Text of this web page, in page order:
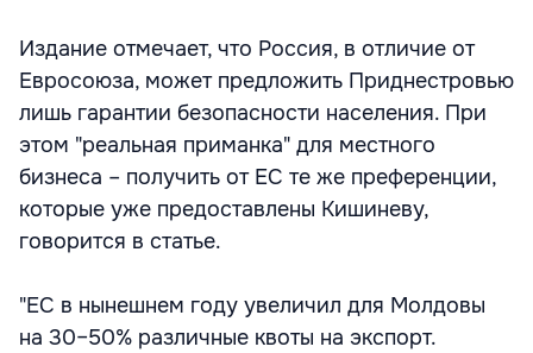
Издание отмечает, что Россия, в отличие от
Евросоюза, может предложить Приднестровью
лишь гарантии безопасности населения. При
этом "реальная приманка" для местного
бизнеса – получить от ЕС те же преференции,
которые уже предоставлены Кишиневу,
говорится в статье.
"ЕС в нынешнем году увеличил для Молдовы
на 30–50% различные квоты на экспорт.